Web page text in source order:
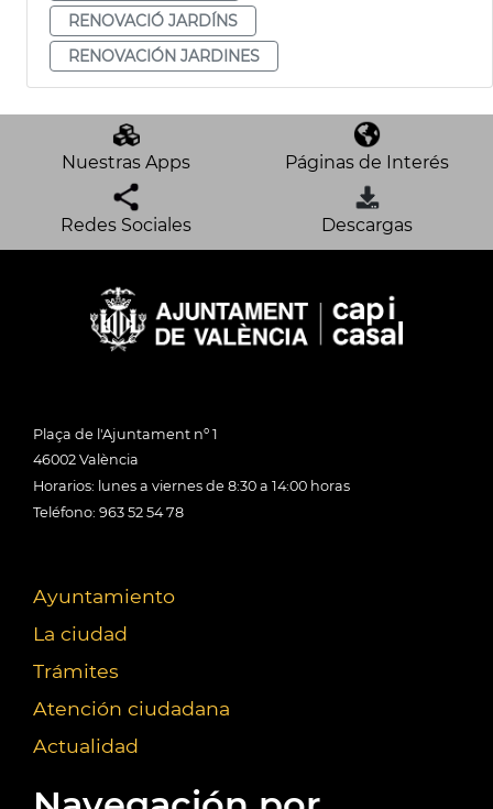
RENOVACIÓ JARDÍNS
RENOVACIÓN JARDINES
Nuestras Apps Páginas de Interés
Redes Sociales Descargas
Plaça de l'Ajuntament nº 1
46002 València
Horarios: lunes a viernes de 8:30 a 14:00 horas
Teléfono: 963 52 54 78
Ayuntamiento
La ciudad
Trámites
Atención ciudadana
Actualidad